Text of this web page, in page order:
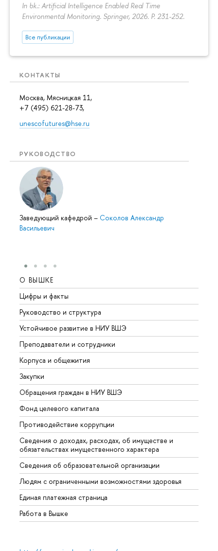
In bk.: Artificial Intelligence Enabled Real Time
Environmental Monitoring. Springer, 2026. P. 231-252.
Все публикации
КОНТАКТЫ
Москва, Мясницкая 11,
+7 (495) 621-28-73,
unescofutures@hse.ru
РУКОВОДСТВО
Заведующий кафедрой – Соколов Александр
Васильевич
О ВЫШКЕ
Цифры и факты
Руководство и структура
Устойчивое развитие в НИУ ВШЭ
Преподаватели и сотрудники
Корпуса и общежития
Закупки
Обращения граждан в НИУ ВШЭ
Фонд целевого капитала
Противодействие коррупции
Сведения о доходах, расходах, об имуществе и
обязательствах имущественного характера
Сведения об образовательной организации
Людям с ограниченными возможностями здоровья
Единая платежная страница
Работа в Вышке